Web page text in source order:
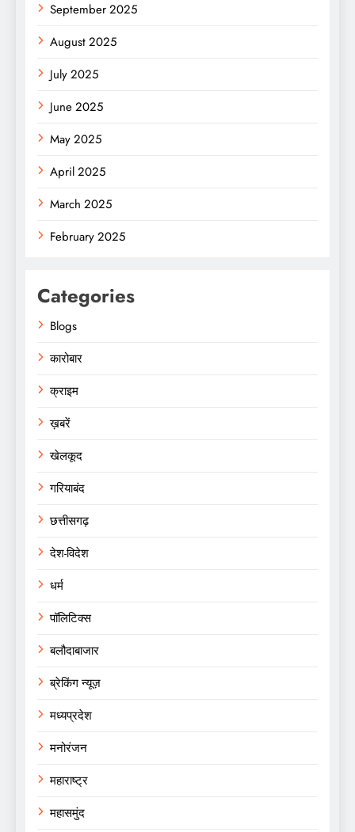
September 2025
August 2025
July 2025
June 2025
May 2025
April 2025
March 2025
February 2025
Categories
Blogs
कारोबार
क्राइम
ख़बरें
खेलकूद
गरियाबंद
छत्तीसगढ़
देश-विदेश
धर्म
पॉलिटिक्स
बलौदाबाजार
ब्रेकिंग न्यूज़
मध्यप्रदेश
मनोरंजन
महाराष्ट्र
महासमुंद